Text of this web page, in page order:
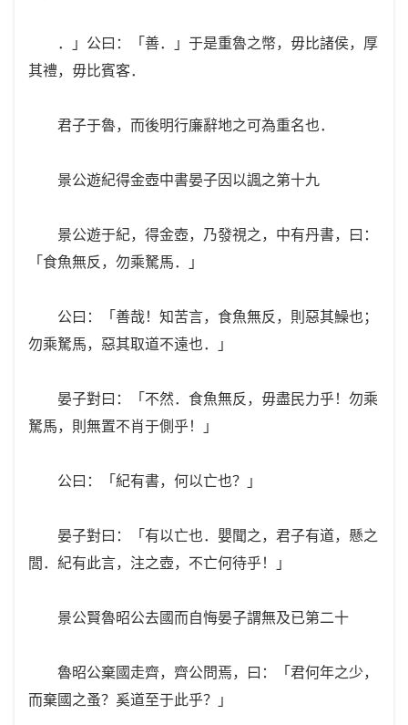
．」公曰：「善．」于是重魯之幣，毋比諸侯，厚
其禮，毋比賓客．
君子于魯，而後明行廉辭地之可為重名也．
景公遊紀得金壺中書晏子因以諷之第十九
景公遊于紀，得金壺，乃發視之，中有丹書，曰：
「食魚無反，勿乘駑馬．」
公曰：「善哉！知苦言，食魚無反，則惡其鱢也；
勿乘駑馬，惡其取道不遠也．」
晏子對曰：「不然．食魚無反，毋盡民力乎！勿乘
駑馬，則無置不肖于側乎！」
公曰：「紀有書，何以亡也？」
晏子對曰：「有以亡也．嬰聞之，君子有道，懸之
閭．紀有此言，注之壺，不亡何待乎！」
景公賢魯昭公去國而自悔晏子謂無及已第二十
魯昭公棄國走齊，齊公問焉，曰：「君何年之少，
而棄國之蚤？奚道至于此乎？」